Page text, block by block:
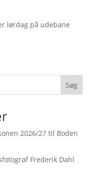
lørdag på udebane
Søg
2026/27 til Boden
Frederik Dahl